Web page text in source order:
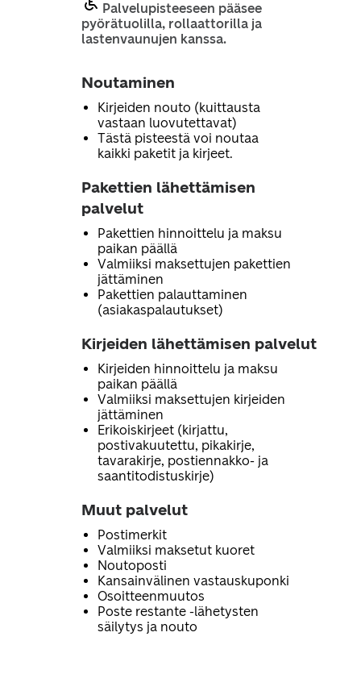
Palvelupisteeseen pääsee
pyörätuolilla, rollaattorilla ja
lastenvaunujen kanssa.
Noutaminen
Kirjeiden nouto (kuittausta
vastaan luovutettavat)
Tästä pisteestä voi noutaa
kaikki paketit ja kirjeet.
Pakettien lähettämisen
palvelut
Pakettien hinnoittelu ja maksu
paikan päällä
Valmiiksi maksettujen pakettien
jättäminen
Pakettien palauttaminen
(asiakaspalautukset)
Kirjeiden lähettämisen palvelut
Kirjeiden hinnoittelu ja maksu
paikan päällä
Valmiiksi maksettujen kirjeiden
jättäminen
Erikoiskirjeet (kirjattu,
postivakuutettu, pikakirje,
tavarakirje, postiennakko- ja
saantitodistuskirje)
Muut palvelut
Postimerkit
Valmiiksi maksetut kuoret
Noutoposti
Kansainvälinen vastauskuponki
Osoitteenmuutos
Poste restante -lähetysten
säilytys ja nouto